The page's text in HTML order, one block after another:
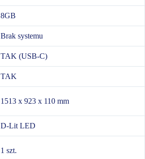
8GB
Brak systemu
TAK (USB-C)
TAK
1513 x 923 x 110 mm
D-Lit LED
1 szt.